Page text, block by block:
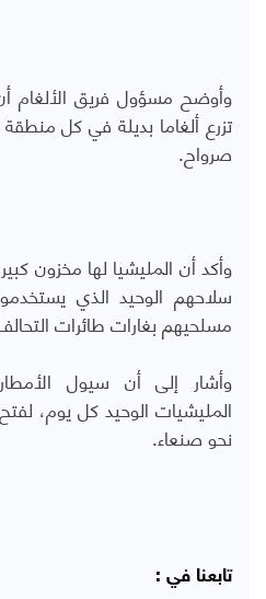
وأوضح مسؤول فريق الألغام
تزرع ألغاما بديلة في كل
صرواح.
وأكد أن المليشيا لها مخزون
سلاحهم الوحيد الذي
مسلحيهم بغارات طائرات
وأشار إلى أن سيول
المليشيات الوحيد كل يوم،
نحو صنعاء.
تابعنا في :